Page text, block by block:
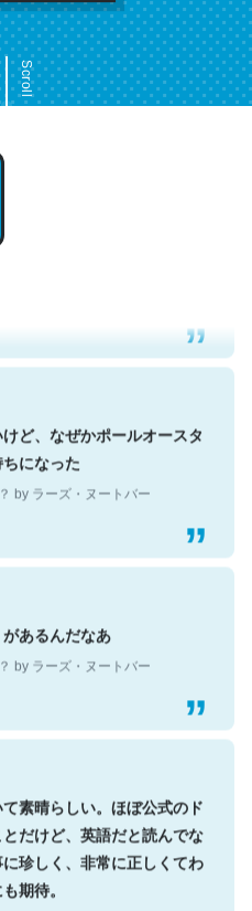
Scroll
ーなんだろうなと凄く思
文もお勧め。自分はこの流
Covid hit. Shit.
by ラーズ・ヌートバー
ど、なぜかポールオースタ
になった
by ラーズ・ヌートバー
あるんだなあ
by ラーズ・ヌートバー
素晴らしい。ほぼ公式のド
だけど、英語だと読んでな
珍しく、非常に正しくてわ
期待。